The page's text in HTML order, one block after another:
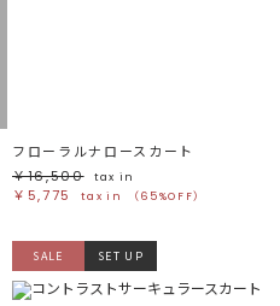
フローラルナロースカート
￥16,500
tax in
￥5,775 tax in （65%OFF）
SALE SET UP